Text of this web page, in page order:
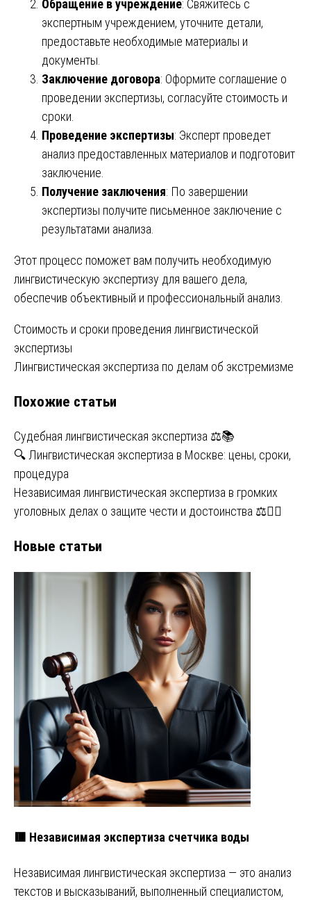
Обращение в учреждение: Свяжитесь с
экспертным учреждением, уточните детали,
предоставьте необходимые материалы и
документы.
Заключение договора: Оформите соглашение о
проведении экспертизы, согласуйте стоимость и
сроки.
Проведение экспертизы: Эксперт проведет
анализ предоставленных материалов и подготовит
заключение.
Получение заключения: По завершении
экспертизы получите письменное заключение с
результатами анализа.
Этот процесс поможет вам получить необходимую
лингвистическую экспертизу для вашего дела,
обеспечив объективный и профессиональный анализ.
Навигация
по
Стоимость и сроки проведения лингвистической
экспертизы
Лингвистическая экспертиза по делам об экстремизме
Похожие статьи
Судебная лингвистическая экспертиза ⚖️📚
🔍 Лингвистическая экспертиза в Москве: цены, сроки,
процедура
Независимая лингвистическая экспертиза в громких
уголовных делах о защите чести и достоинства ⚖️🕵️‍♂️
Новые статьи
🟥 Независимая экспертиза счетчика воды
Независимая лингвистическая экспертиза — это анализ
текстов и высказываний, выполненный специалистом,